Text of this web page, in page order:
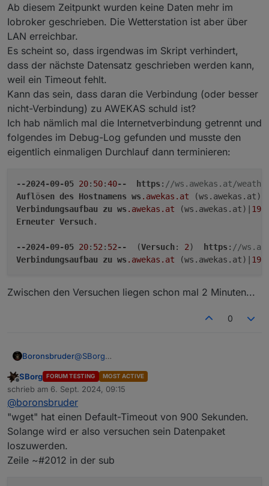
Ab diesem Zeitpunkt wurden keine Daten mehr im
Iobroker geschrieben. Die Wetterstation ist aber über
LAN erreichbar.
Es scheint so, dass irgendwas im Skript verhindert,
dass der nächste Datensatz geschrieben werden kann,
weil ein Timeout fehlt.
Kann das sein, dass daran die Verbindung (oder besser
nicht-Verbindung) zu AWEKAS schuld ist?
Ich hab nämlich mal die Internetverbindung getrennt und
folgendes im Debug-Log gefunden und musste den
eigentlich einmaligen Durchlauf dann terminieren:
--2024-09-05 20: 50:40-- https : //ws.awekas.at/
Aufl ösen des Hostnamens ws .awekas .at
Verbindungsaufbau
zu ws .awekas .at (ws.awekas.at)|
Erneuter Versuch.
--2024-09-05 20: 52 : 52--
  (
Versuch: 2) https : //
Verbindungsaufbau
zu ws .awekas .at (ws.awekas.at)|
Zwischen den Versuchen liegen schon mal 2 Minuten...
0
Boronsbruder@SBorg
Bei mir ist vorhin die Internetverbindung
zusammengebrochen.
Ab diesem Zeitpunkt wurden keine Daten mehr
im Iobroker geschrieben. Die Wetterstation ist
Es scheint so, dass irgendwas im Skript
geschrieben werden kann, weil ein Timeout
--2024-09-05 20:50:40--  https://
Auflösen des Hostnamens ws.awekas.at
Verbindungsaufbau zu ws.awekas.at
Erneuter Versuch.
--2024-09-05 20:52:52--  (Versuch: 2)
Zwischen den Versuchen liegen schon mal 2
Minuten...
Offline
SBorg FORUM TESTING MOST ACTIVE
schrieb am 6. Sept. 2024, 09:15
zuletzt editiert von
@boronsbruder
"wget" hat einen Default-Timeout von 900 Sekunden.
Solange wird er also versuchen sein Datenpaket
loszuwerden.
Zeile ~#2012 in der sub